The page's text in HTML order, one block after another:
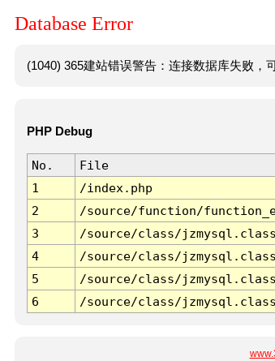
Database Error
(1040) 365建站错误警告：连接数据库失败，
PHP Debug
No. File
1
/index.php
2
/source/function/
3
/source/class/
4
/source/class/
5
/source/class/
6
/source/class/